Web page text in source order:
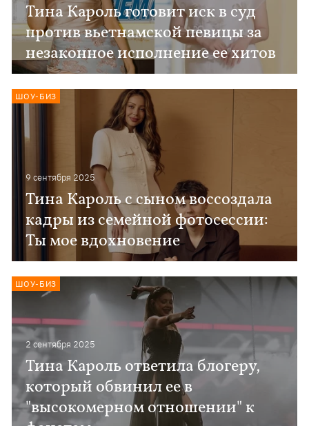
Тина Кароль готовит иск в суд
против вьетнамской певицы за
незаконное исполнение ее хитов
9 сентября 2025
Тина Кароль с сыном воссоздала
кадры из семейной фотосессии:
Ты мое вдохновение
ШОУ-БИЗ
2 сентября 2025
Тина Кароль ответила блогеру,
который обвинил ее в
"высокомерном отношении" к
ШОУ-БИЗ